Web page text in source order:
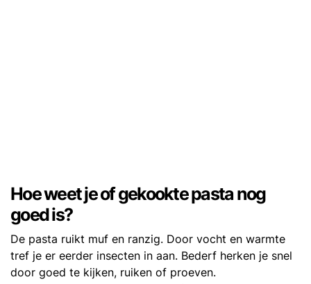
Hoe weet je of gekookte pasta nog
goed is?
De pasta ruikt muf en ranzig. Door vocht en warmte
tref je er eerder insecten in aan. Bederf herken je snel
door goed te kijken, ruiken of proeven.